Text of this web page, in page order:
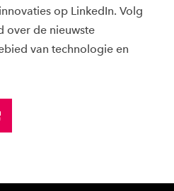
op LinkedIn. Volg
over de nieuwste
van technologie en